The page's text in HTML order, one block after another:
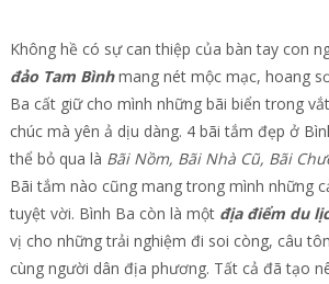
Không hề có sự can thiệp của bàn tay con
đảo Tam Bìnhmang nét mộc mạc, hoang
Ba cất giữ cho mình những bãi biển trong
chúc mà yên ả dịu dàng. 4 bãi tắm đẹp ở
thể bỏ qua là Bãi Nồm, Bãi Nhà Cũ, Bãi
Bãi tắm nào cũng mang trong mình những
tuyệt vời. Bình Ba còn là một địa điểm du
vị cho những trải nghiệm đi soi còng, câu
cùng người dân địa phương. Tất cả đã tạo